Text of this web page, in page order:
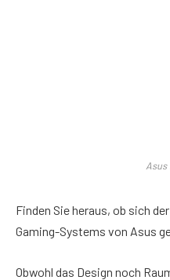
Asus
Finden Sie heraus, ob sich
Gaming-Systems von Asus
Obwohl das Design noch